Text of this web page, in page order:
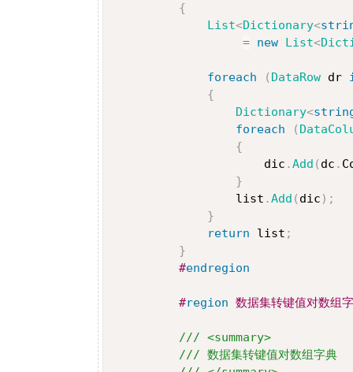
{
List<Dictionary<
= new List<
foreach ( DataRow dr
{
Dictionary<
foreach
(
{
                     dic
.Add ( dc .
}
                 list
.Add ( dic ) ;
}
return list ;
}
#endregion
#region 数据集转键值对数组
/// <summary>
/// 数据集转键值对数组字典